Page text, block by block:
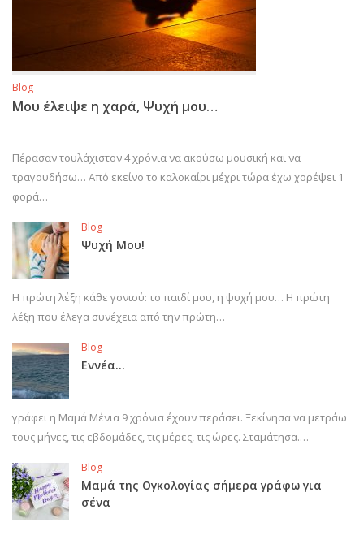
Blog
Μου έλειψε η χαρά, Ψυχή μου…
Πέρασαν τουλάχιστον 4 χρόνια να ακούσω μουσική και να
τραγουδήσω… Από εκείνο το καλοκαίρι μέχρι τώρα έχω χορέψει 1
φορά…
Blog
Ψυχή Μου!
Η πρώτη λέξη κάθε γονιού: το παιδί μου, η ψυχή μου… Η πρώτη
λέξη που έλεγα συνέχεια από την πρώτη…
Blog
Εννέα…
γράφει η Μαμά Μένια 9 χρόνια έχουν περάσει. Ξεκίνησα να μετράω
τους μήνες, τις εβδομάδες, τις μέρες, τις ώρες. Σταμάτησα.…
Blog
Μαμά της Ογκολογίας σήμερα γράφω για
σένα